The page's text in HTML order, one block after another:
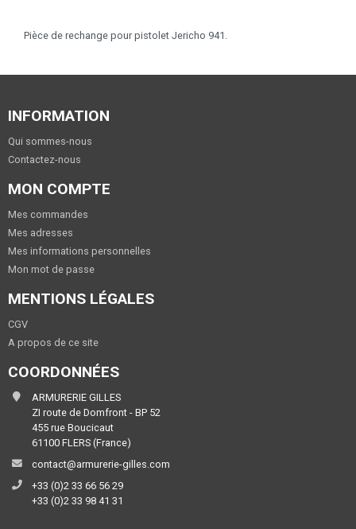
Pièce de rechange pour pistolet Jericho 941.
INFORMATION
Qui sommes-nous
Contactez-nous
MON COMPTE
Mes commandes
Mes adresses
Mes informations personnelles
Mon mot de passe
MENTIONS LÉGALES
CGV
A propos de ce site
COORDONNÉES
ARMURERIE GILLES
ZI route de Domfront - BP 52
455 rue Boucicaut
61100 FLERS (France)
contact@armurerie-gilles.com
+33 (0)2 33 66 56 29
+33 (0)2 33 98 41 31